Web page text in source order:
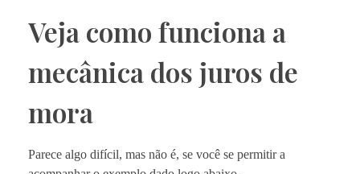
Veja como funciona a
mecânica dos juros de
mora
Parece algo difícil, mas não é, se você se permitir a